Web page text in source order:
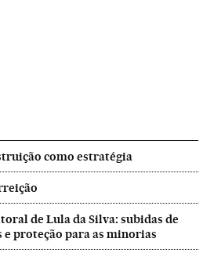
como estratégia
de Lula da Silva: subidas de
proteção para as minorias